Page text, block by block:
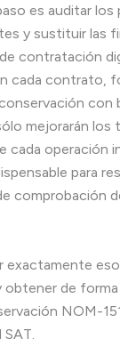
es auditar
y sustituir las
contratación
cada contrato,
con
mejorarán los
cada operación
para
comprobación
exactamente
de
NOM-